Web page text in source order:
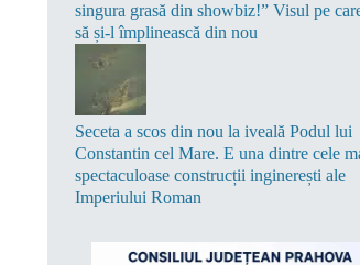
singura grasă din showbiz!” Visul pe
să și-l împlinească din nou
Seceta a scos din nou la iveală Podul lui
Constantin cel Mare. E una dintre cele
spectaculoase construcții inginerești ale
Imperiului Roman